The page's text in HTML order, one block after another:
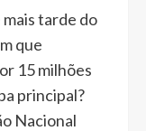
tarde do
que
15 milhões
principal?
Nacional